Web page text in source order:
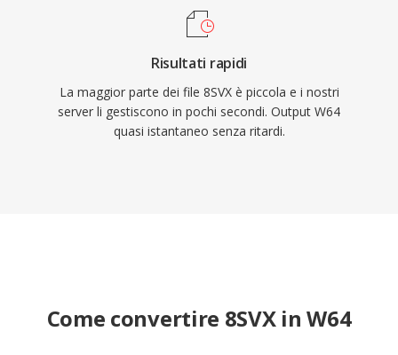
Risultati rapidi
La maggior parte dei file 8SVX è piccola e i nostri
server li gestiscono in pochi secondi. Output W64
quasi istantaneo senza ritardi.
Come convertire 8SVX in W64